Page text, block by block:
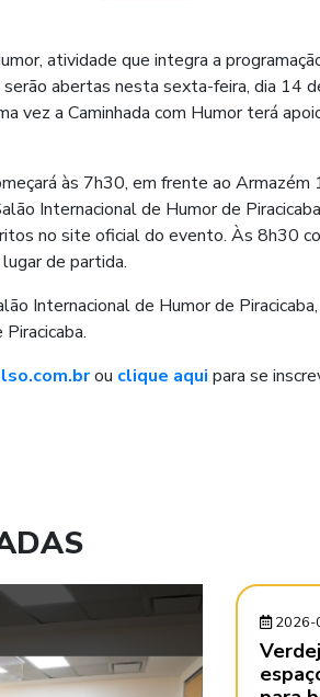
atividade que integra a
abertas nesta sexta-feira, dia 14
vez a Caminhada com Humor terá
às 7h30, em frente ao
Internacional de Humor de
no site oficial do evento. Às 8h30
de partida.
Internacional de Humor de
ou clique aqui para se
2026-